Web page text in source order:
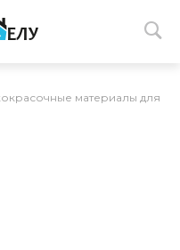
материалы для